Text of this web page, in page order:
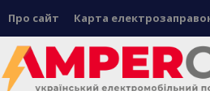
Про сайт Карта